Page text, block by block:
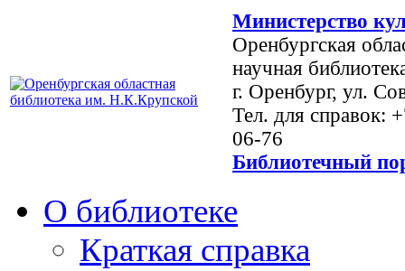
Министерство
Оренбургская
научная
г. Оренбург, ул.
Тел. для справок:
06-76
Библиотечный
О библиотеке
Краткая справка